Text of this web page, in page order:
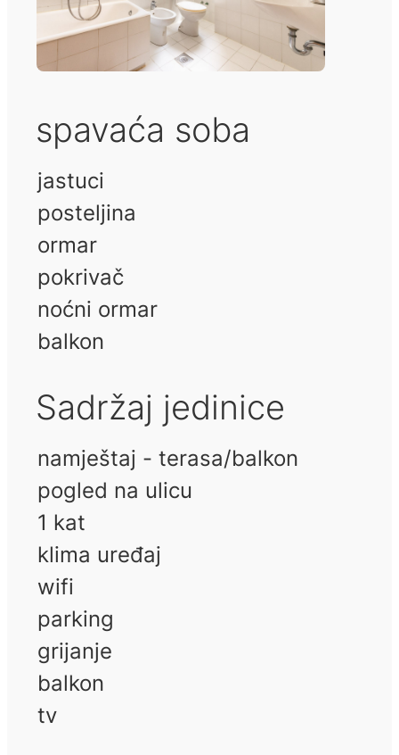
spavaća soba
jastuci
posteljina
ormar
pokrivač
noćni ormar
balkon
Sadržaj jedinice
namještaj - terasa/balkon
pogled na ulicu
1 kat
klima uređaj
wifi
parking
grijanje
balkon
tv